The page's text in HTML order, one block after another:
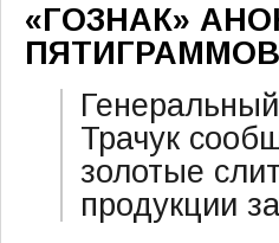
«ГОЗНАК»
Трачук
золотые
продукции